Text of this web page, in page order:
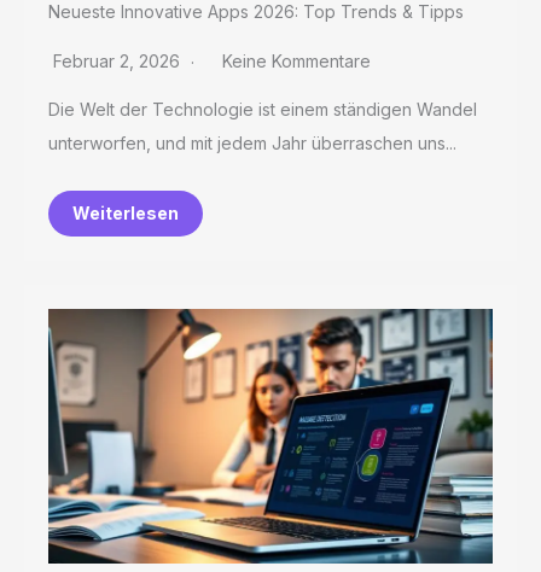
Neueste Innovative Apps 2026: Top Trends & Tipps
Februar 2, 2026 Keine Kommentare
Die Welt der Technologie ist einem ständigen Wandel
unterworfen, und mit jedem Jahr überraschen uns...
Weiterlesen